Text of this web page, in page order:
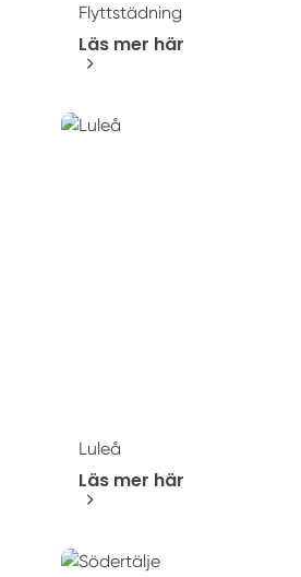
Flyttstädning
Läs mer här
Luleå
Läs mer här